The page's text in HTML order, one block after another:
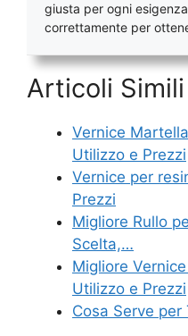
giusta per ogni
correttamente per
Articoli Simili
Vernice
Utilizzo e Prezzi
Vernice per
Prezzi
Migliore Rullo
Scelta,…
Migliore
Utilizzo e Prezzi
Cosa Serve